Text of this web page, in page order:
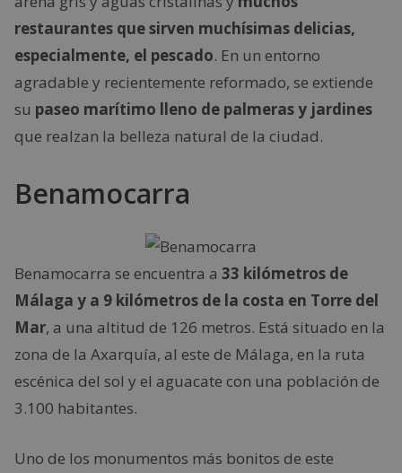
restaurantes que sirven muchísimas delicias,
especialmente, el pescado. En un entorno
agradable y recientemente reformado, se extiende
su paseo marítimo lleno de palmeras y jardines
que realzan la belleza natural de la ciudad.
Benamocarra
Benamocarra se encuentra a 33 kilómetros de
Málaga y a 9 kilómetros de la costa en Torre del
Mar, a una altitud de 126 metros. Está situado en la
zona de la Axarquía, al este de Málaga, en la ruta
escénica del sol y el aguacate con una población de
3.100 habitantes.
Uno de los monumentos más bonitos de este